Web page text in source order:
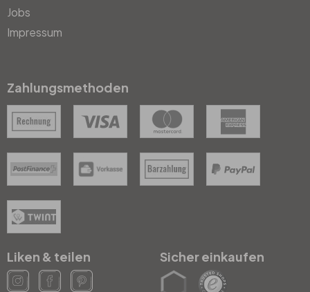
Jobs
Impressum
Zahlungsmethoden
Liken & teilen Sicher einkaufen